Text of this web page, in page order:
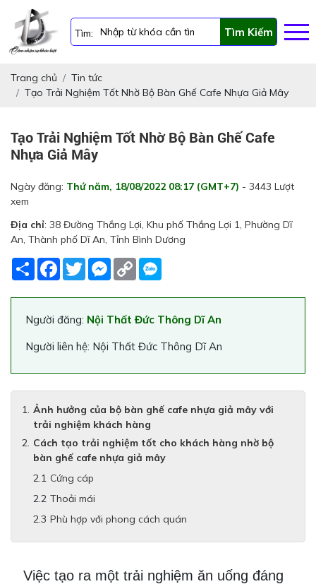
Tìm: Tìm Kiếm
Trang chủ
Tin tức
Tạo Trải Nghiệm Tốt Nhờ Bộ Bàn Ghế Cafe Nhựa Giả Mây
Tạo Trải Nghiệm Tốt Nhờ Bộ Bàn Ghế Cafe
Nhựa Giả Mây
Ngày đăng: Thứ năm, 18/08/2022 08:17 (GMT+7) - 3443 Lượt
xem
Địa chỉ: 38 Đường Thắng Lợi, Khu phố Thắng Lợi 1, Phường Dĩ
An, Thành phố Dĩ An, Tỉnh Bình Dương
Share Facebook
TwitterMessenger
Copy
Link
Người đăng: Nội Thất Đức Thông Dĩ An
Người liên hệ: Nội Thất Đức Thông Dĩ An
Ảnh hưởng của bộ bàn ghế cafe nhựa giả mây với
trải nghiệm khách hàng
Cách tạo trải nghiệm tốt cho khách hàng nhờ bộ
bàn ghế cafe nhựa giả mây
Cứng cáp
Thoải mái
Phù hợp với phong cách quán
Việc tạo ra một trải nghiệm ăn uống đáng